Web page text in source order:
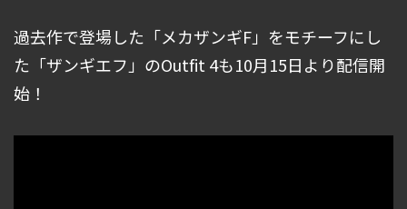
過去作で登場した「メカザンギF」をモチーフにし
た「ザンギエフ」のOutfit 4も10月15日より配信開
始！